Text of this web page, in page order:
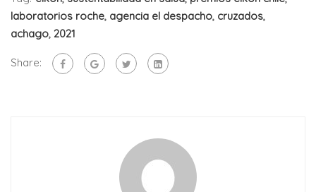
laboratorios roche, agencia el despacho, cruzados,
achago, 2021
Share: